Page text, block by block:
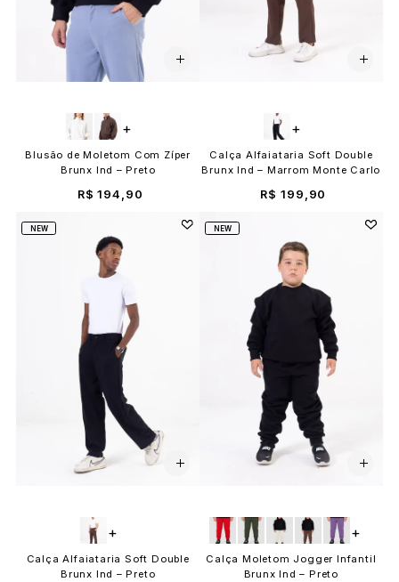
Blusão de Moletom Com Zíper
Brunx Ind – Preto
R$ 194,90
+
Calça Alfaiataria Soft Double
Brunx Ind – Marrom Monte Carlo
R$ 199,90
+
NEW
Calça Alfaiataria Soft Double
Brunx Ind – Preto
+
NEW
Calça Moletom Jogger Infantil
Brunx Ind – Preto
+